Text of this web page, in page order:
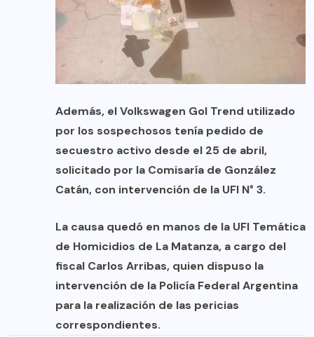
Además, el Volkswagen Gol Trend utilizado
por los sospechosos tenía pedido de
secuestro activo desde el 25 de abril,
solicitado por la Comisaría de González
Catán, con intervención de la UFI N° 3.
La causa quedó en manos de la UFI Temática
de Homicidios de La Matanza, a cargo del
fiscal Carlos Arribas, quien dispuso la
intervención de la Policía Federal Argentina
para la realización de las pericias
correspondientes.